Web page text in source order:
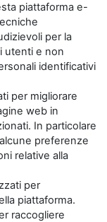
piattaforma e-
per la
utenti e non
identificativi
per migliorare
web in
In particolare
preferenze
relative alla
per
piattaforma.
raccogliere